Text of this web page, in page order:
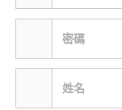
密碼
姓名